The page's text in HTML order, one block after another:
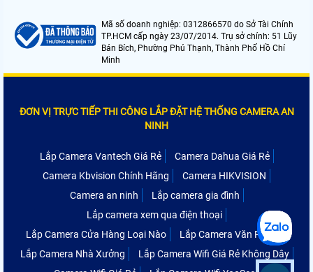
Mã số doanh nghiệp: 0312866570 do Sở Tài Chính
TP.HCM cấp ngày 23/07/2014. Trụ sở chính: 51 Lũy
Bán Bích, Phường Phú Thạnh, Thành Phố Hồ Chí
Minh
ĐƠN VỊ TRỰC TIẾP THI CÔNG LẮP ĐẶT HỆ THỐNG CAMERA AN
NINH
Lắp Camera Vantech Giá Rẻ
Camera Dahua Giá Rẻ
Camera Kbvision Chính Hãng
Camera HIKVISION
Camera an ninh
Lắp camera gia đình
Lắp camera xem qua điện thoại
Lắp Camera Cửa Hàng Loại Nào
Lắp Camera Văn Phòng
Lắp Camera Nhà Xưởng
Lắp Camera Wifi Giá Rẻ Không Dây